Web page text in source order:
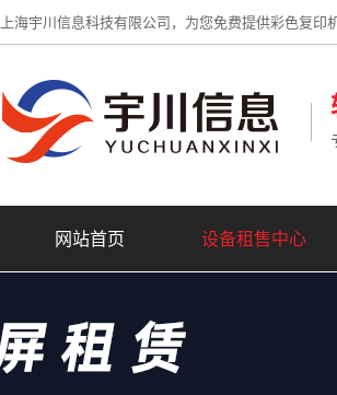
上海宇川信息科技有限公司，为您免费提供彩色复
网站首页 设备租售中心